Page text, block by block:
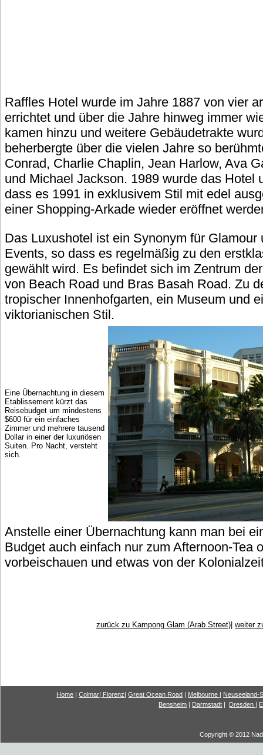
Raffles Hotel wurde im Jahre 1887 von vier
errichtet und über die Jahre hinweg immer
kamen hinzu und weitere Gebäudetrakte
beherbergte über die vielen Jahre so
Conrad, Charlie Chaplin, Jean Harlow, Ava
und Michael Jackson. 1989 wurde das Hotel
dass es 1991 in exklusivem Stil mit edel
einer Shopping-Arkade wieder eröffnet
Das Luxushotel ist ein Synonym für
Events, so dass es regelmäßig zu den
gewählt wird. Es befindet sich im Zentrum
von Beach Road und Bras Basah Road. Zu
tropischer Innenhofgarten, ein Museum und
viktorianischen Stil.
Eine Übernachtung in diesem
Etablissement kürzt das
Reisebudget um mindestens
$600 für ein einfaches
Zimmer und mehrere tausend
Dollar in einer der luxuriösen
Suiten. Pro Nacht, versteht
sich.
Anstelle einer Übernachtung kann man bei
Budget auch einfach nur zum Afternoon-Tea
vorbeischauen und etwas von der
zurück zu Kampong Glam (Arab Street) weiter
Home |Colmar| Florenz|Great Ocean Road | Melbourne | Neuseeland-
Bensheim | Darmstadt | Dresden |
Copyright © 2012